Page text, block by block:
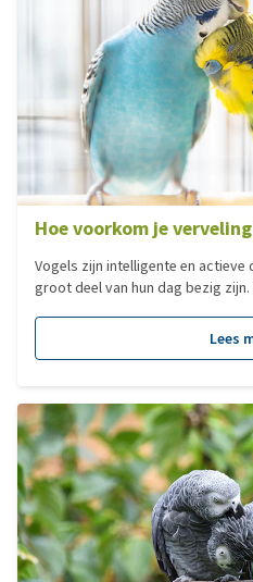
Hoe voorkom je
Vogels zijn intelligente en actieve
groot deel van hun dag bezig
huiskamer of volière valt een
bezigheden weg. Daardoor ligt
Lees